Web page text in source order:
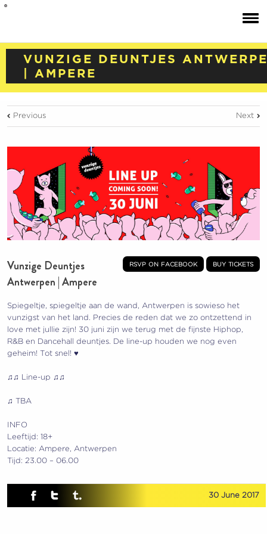
VUNZIGE DEUNTJES
| AMPERE
Previous Next
rsvp on facebook buy tickets
Vunzige Deuntjes
Antwerpen | Ampere
Spiegeltje, spiegeltje aan de wand, Antwerpen is sowieso het
vunzigst van het land. Precies de reden dat we zo ontzettend in
love met jullie zijn! 30 juni zijn we terug met de fijnste Hiphop,
R&B en Dancehall deuntjes. De line-up houden we nog even
geheim! Tot snel! ♥
♫♫ Line-up ♫♫
♫ TBA
INFO
Leeftijd: 18+
Locatie: Ampere, Antwerpen
Tijd: 23.00 – 06.00
30 June 2017